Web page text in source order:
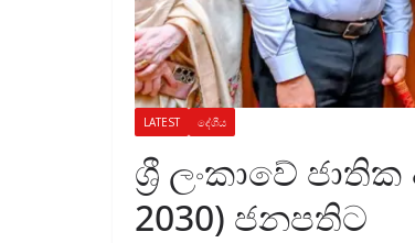
LATEST දේශීය
ශ්‍රී ලංකාවේ
2030) ජනපතිට